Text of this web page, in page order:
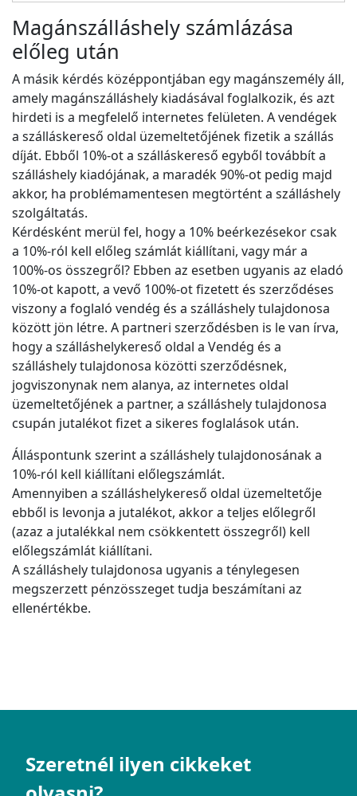
Magánszálláshely számlázása
előleg után
A másik kérdés középpontjában egy magánszemély áll,
amely magánszálláshely kiadásával foglalkozik, és azt
hirdeti is a megfelelő internetes felületen. A vendégek
a szálláskereső oldal üzemeltetőjének fizetik a szállás
díját. Ebből 10%-ot a szálláskereső egyből továbbít a
szálláshely kiadójának, a maradék 90%-ot pedig majd
akkor, ha problémamentesen megtörtént a szálláshely
szolgáltatás.
Kérdésként merül fel, hogy a 10% beérkezésekor csak
a 10%-ról kell előleg számlát kiállítani, vagy már a
100%-os összegről? Ebben az esetben ugyanis az eladó
10%-ot kapott, a vevő 100%-ot fizetett és szerződéses
viszony a foglaló vendég és a szálláshely tulajdonosa
között jön létre. A partneri szerződésben is le van írva,
hogy a szálláshelykereső oldal a Vendég és a
szálláshely tulajdonosa közötti szerződésnek,
jogviszonynak nem alanya, az internetes oldal
üzemeltetőjének a partner, a szálláshely tulajdonosa
csupán jutalékot fizet a sikeres foglalások után.
Álláspontunk szerint a szálláshely tulajdonosának a
10%-ról kell kiállítani előlegszámlát.
Amennyiben a szálláshelykereső oldal üzemeltetője
ebből is levonja a jutalékot, akkor a teljes előlegről
(azaz a jutalékkal nem csökkentett összegről) kell
előlegszámlát kiállítani.
A szálláshely tulajdonosa ugyanis a ténylegesen
megszerzett pénzösszeget tudja beszámítani az
ellenértékbe.
Szeretnél ilyen cikkeket